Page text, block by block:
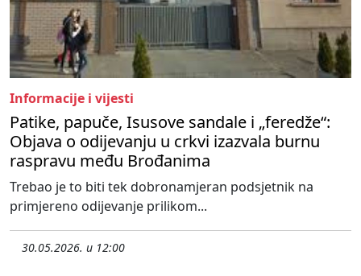
Informacije i vijesti
Patike, papuče, Isusove sandale i „feredže“:
Objava o odijevanju u crkvi izazvala burnu
raspravu među Brođanima
Trebao je to biti tek dobronamjeran podsjetnik na
primjereno odijevanje prilikom...
30.05.2026. u 12:00